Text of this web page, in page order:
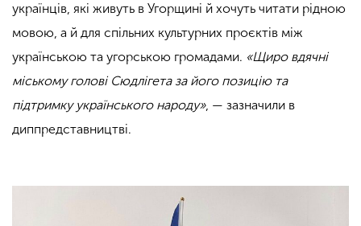
українців, які живуть в Угорщині й хочуть читати рідною
мовою, а й для спільних культурних проєктів між
українською та угорською громадами. «Щиро вдячні
міському голові Сюдлігета за його позицію та
підтримку українського народу», — зазначили в
диппредставництві.